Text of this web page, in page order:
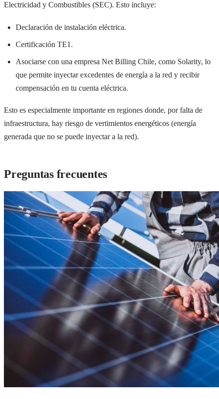
Electricidad y Combustibles (SEC). Esto incluye:
Declaración de instalación eléctrica.
Certificación TE1.
Asociarse con una empresa Net Billing Chile, como Solarity, lo
que permite inyectar excedentes de energía a la red y recibir
compensación en tu cuenta eléctrica.
Esto es especialmente importante en regiones donde, por falta de
infraestructura, hay riesgo de vertimientos energéticos (energía
generada que no se puede inyectar a la red).
Preguntas frecuentes